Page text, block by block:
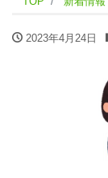
2023年4月24日